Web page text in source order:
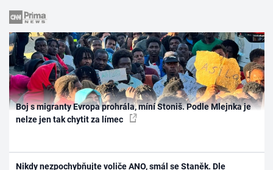
Boj s migranty Evropa prohrála, míní Stoniš. Podle Mlejnka je
nelze jen tak chytit za límec
Nikdy nezpochybňujte voliče ANO, smál se Staněk. Dle